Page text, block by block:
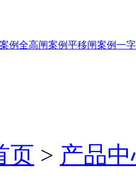
例全高闸案例平移闸案例一
页 > 产品